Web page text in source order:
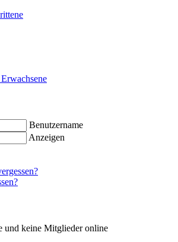
Benutzername
Anzeigen
und keine Mitglieder online